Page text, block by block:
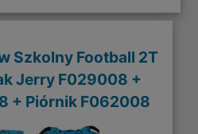
Szkolny Football 2T
Jerry F029008 +
+ Piórnik F062008